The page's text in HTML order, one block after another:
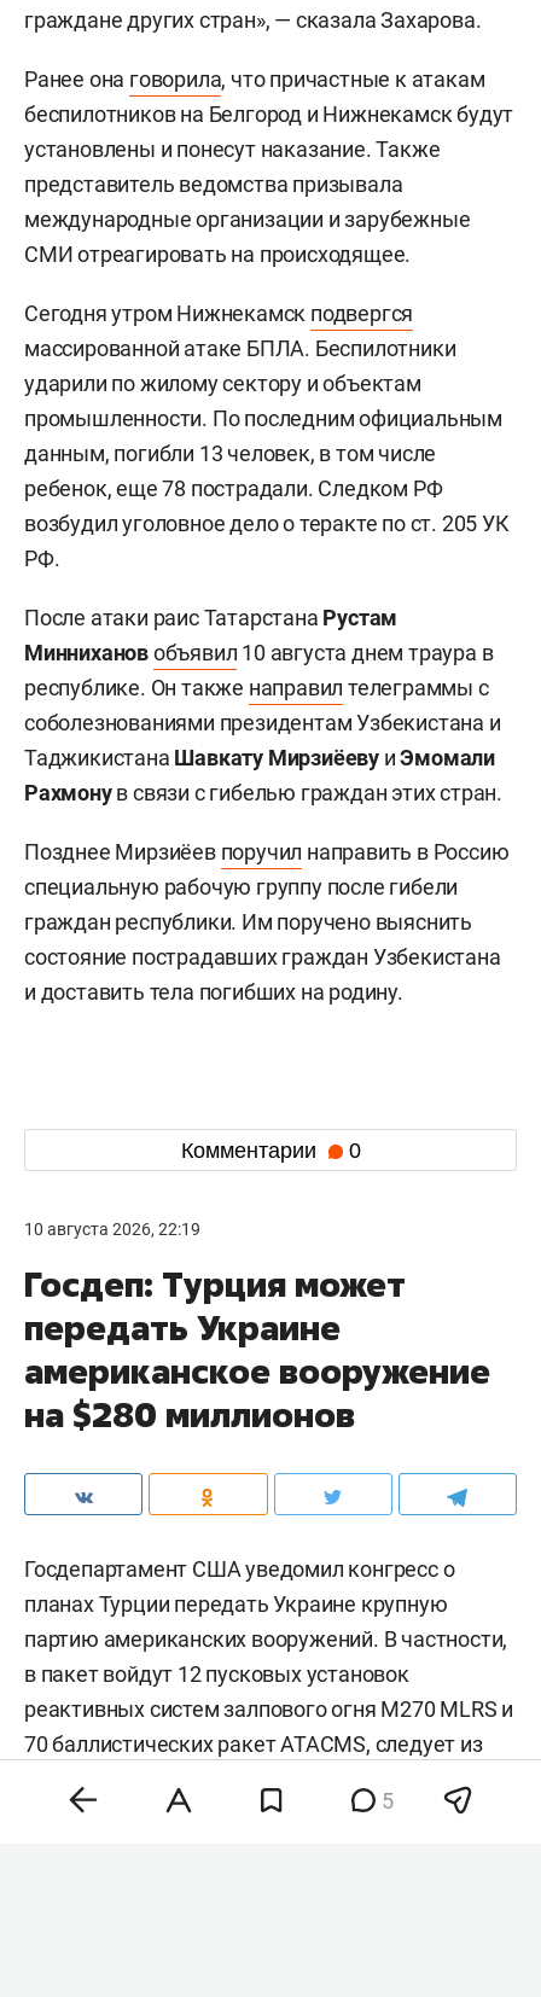
граждане других стран», — сказала Захарова.
Ранее она говорила, что причастные к атакам
беспилотников на Белгород и Нижнекамск будут
установлены и понесут наказание. Также
представитель ведомства призывала
международные организации и зарубежные
СМИ отреагировать на происходящее.
Сегодня утром Нижнекамск подвергся
массированной атаке БПЛА. Беспилотники
ударили по жилому сектору и объектам
промышленности. По последним официальным
данным, погибли 13 человек, в том числе
ребенок, еще 78 пострадали. Следком РФ
возбудил уголовное дело о теракте по ст. 205 УК
РФ.
После атаки раис Татарстана Рустам
Миннихановобъявил 10 августа днем траура в
республике. Он также направил телеграммы с
соболезнованиями президентам Узбекистана и
Таджикистана Шавкату Мирзиёеву иЭмомали
Рахмонув связи с гибелью граждан этих стран.
Позднее Мирзиёев поручил направить в Россию
специальную рабочую группу после гибели
граждан республики. Им поручено выяснить
состояние пострадавших граждан Узбекистана
и доставить тела погибших на родину.
Комментарии 0
10 августа 2026, 22:19
Госдеп: Турция может
передать Украине
американское вооружение
на $280 миллионов
Госдепартамент США уведомил конгресс о
планах Турции передать Украине крупную
партию американских вооружений. В частности,
в пакет войдут 12 пусковых установок
реактивных систем залпового огня M270 MLRS и
70 баллистических ракет ATACMS, следует из
внешнеполитического ведомства.
5